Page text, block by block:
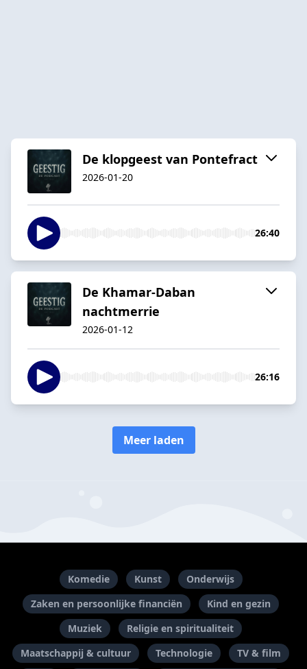
De klopgeest van Pontefract
2026-01-20
26:40
De Khamar-Daban
nachtmerrie
2026-01-12
26:16
Meer laden
Komedie Kunst
Onderwijs
Zaken en persoonlijke financiën
Kind en gezin
Muziek
Religie en spiritualiteit
Maatschappij & cultuur
Technologie TV & film